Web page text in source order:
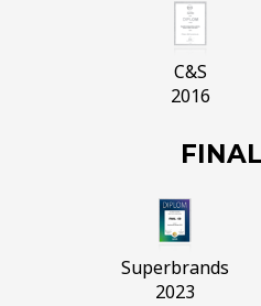
C&S
2016
Superbrands
2023